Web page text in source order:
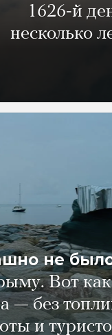
1626-й
несколько
не
Вот
— без
и